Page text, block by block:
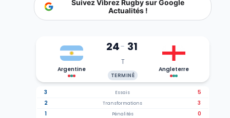
Suivez Vibrez Rugby sur Google
Actualités !
Argentine
24- 31
T
TERMINÉ
Angleterre
3 Essais
5
2
Transformations
3
1
Pénalités
0